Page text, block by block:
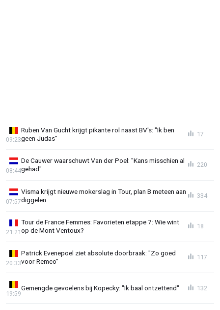
Ruben Van Gucht krijgt pikante rol naast BV's: "Ik ben
geen Judas"
09:23
17
De Cauwer waarschuwt Van der Poel: "Kans misschien al
gehad"
08:44
220
Visma krijgt nieuwe mokerslag in Tour, plan B meteen aan
diggelen
07:57
334
Tour de France Femmes: Favorieten etappe 7: Wie wint
op de Mont Ventoux?
21:21
18
Patrick Evenepoel ziet absolute doorbraak: "Zo goed
voor Remco"
20:33
117
Gemengde gevoelens bij Kopecky: "Ik baal ontzettend"
19:59
132